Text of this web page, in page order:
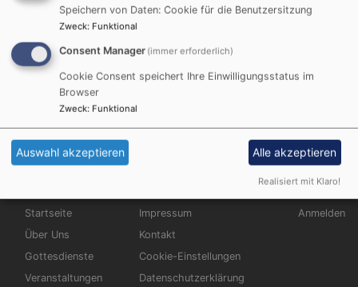
Raiffeisen-Volksbank Aschaffenburg –
Rhein/Main eG
IBAN : DE 98 5019 0000 0005 0067 67,
Hauptnavigation
Startseite
Über Uns
Gottesdienste
Veranstaltungen
Fußbereichsmenü
Impressum
Kontakt
Cookie-Einstellungen
Datenschutzerklärung
Anmelden
Speichern von Daten: Cookie für die Benutzersitzung
Zweck: Funktional
Consent Manager (immer erforderlich)
Cookie Consent speichert Ihre Einwilligungsstatus im
Browser
Zweck: Funktional
Auswahl akzeptieren Alle akzeptieren
Realisiert mit Klaro!